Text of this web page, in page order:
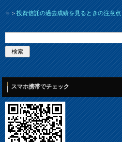
＝＞投資信託の過去成績を見るときの注意点
スマホ携帯でチェック